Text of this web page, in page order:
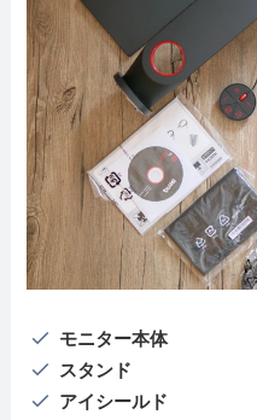
モニター本体
スタンド
アイシールド